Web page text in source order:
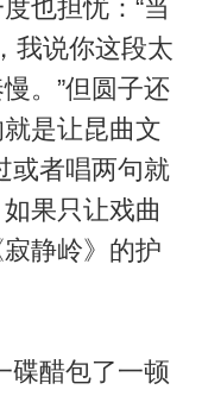
也担忧：“当
我说你这段太
。”但圆子还
是让昆曲文
或者唱两句就
果只让戏曲
静岭》的护
碟醋包了一顿